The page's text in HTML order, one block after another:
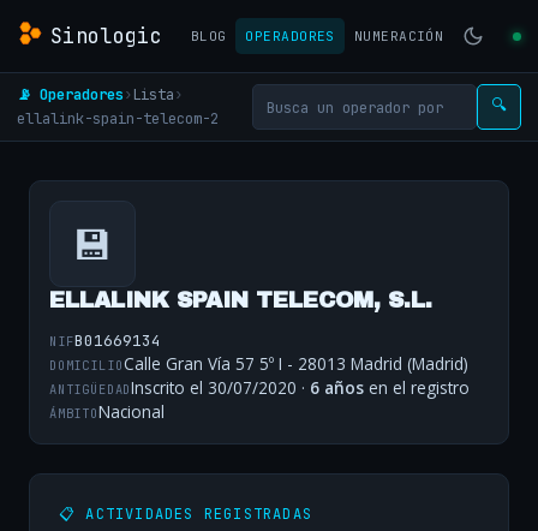
Sinologic BLOG OPERADORES NUMERACIÓN
📡 Operadores› Lista›
ellalink-spain-telecom-2
🔍
💾
ELLALINK SPAIN TELECOM, S.L.
NIFB01669134
DOMICILIOCalle Gran Vía 57 5º I - 28013 Madrid (Madrid)
ANTIGÜEDADInscrito el 30/07/2020 · 6 años en el registro
ÁMBITONacional
📋 ACTIVIDADES REGISTRADAS